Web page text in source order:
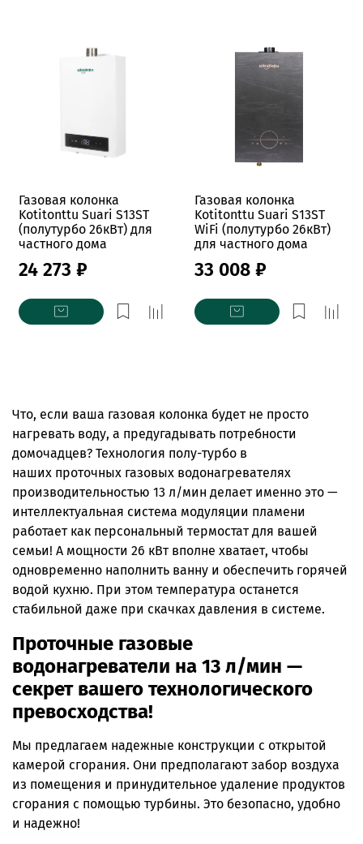
Газовая колонка
Kotitonttu Suari S13ST
(полутурбо 26кВт) для
частного дома
24 273 ₽
Газовая колонка
Kotitonttu Suari S13ST
WiFi (полутурбо 26кВт)
для частного дома
33 008 ₽
Что, если ваша газовая колонка будет не просто
нагревать воду, а предугадывать потребности
домочадцев? Технология полу-турбо в
наших проточных газовых водонагревателях
производительностью 13 л/мин делает именно это —
интеллектуальная система модуляции пламени
работает как персональный термостат для вашей
семьи! А мощности 26 кВт вполне хватает, чтобы
одновременно наполнить ванну и обеспечить горячей
водой кухню. При этом температура останется
стабильной даже при скачках давления в системе.
Проточные газовые
водонагреватели на 13 л/мин —
секрет вашего технологического
превосходства!
Мы предлагаем надежные конструкции с открытой
камерой сгорания. Они предполагают забор воздуха
из помещения и принудительное удаление продуктов
сгорания с помощью турбины. Это безопасно, удобно
и надежно!